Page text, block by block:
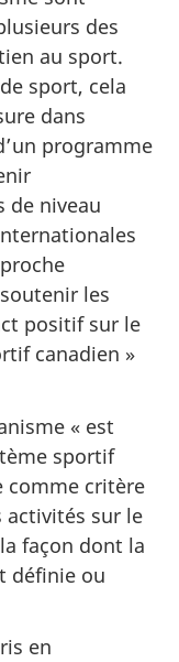
des
au sport.
sport, cela
dans
programme
de niveau
les
positif sur le
canadien »
« est
sportif
comme critère
activités sur le
façon dont la
définie ou
en